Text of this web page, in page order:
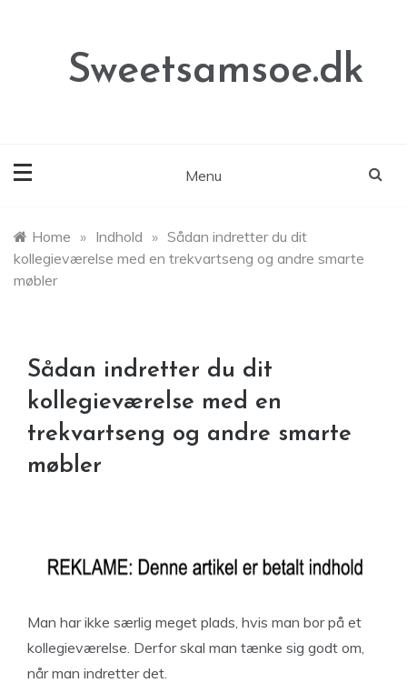
Sweetsamsoe.dk
Menu
Home » Indhold » Sådan indretter du dit
kollegieværelse med en trekvartseng og andre smarte
møbler
Sådan indretter du dit
kollegieværelse med en
trekvartseng og andre smarte
møbler
Man har ikke særlig meget plads, hvis man bor på et
kollegieværelse. Derfor skal man tænke sig godt om,
når man indretter det.